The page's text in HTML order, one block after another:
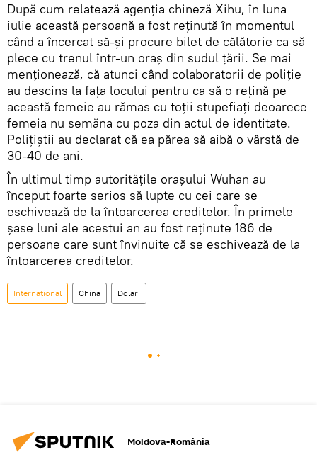
După cum relatează agenția chineză Xihu, în luna
iulie această persoană a fost reținută în momentul
când a încercat să-și procure bilet de călătorie ca să
plece cu trenul într-un oraș din sudul țării. Se mai
menționează, că atunci când colaboratorii de poliție
au descins la fața locului pentru ca să o rețină pe
această femeie au rămas cu toții stupefiați deoarece
femeia nu semăna cu poza din actul de identitate.
Polițiștii au declarat că ea părea să aibă o vârstă de
30-40 de ani.
În ultimul timp autoritățile orașului Wuhan au
început foarte serios să lupte cu cei care se
eschivează de la întoarcerea creditelor. În primele
șase luni ale acestui an au fost reținute 186 de
persoane care sunt învinuite că se eschivează de la
întoarcerea creditelor.
Internaţional China Dolari
Moldova-România